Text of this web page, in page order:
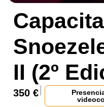
II (2º
350 €